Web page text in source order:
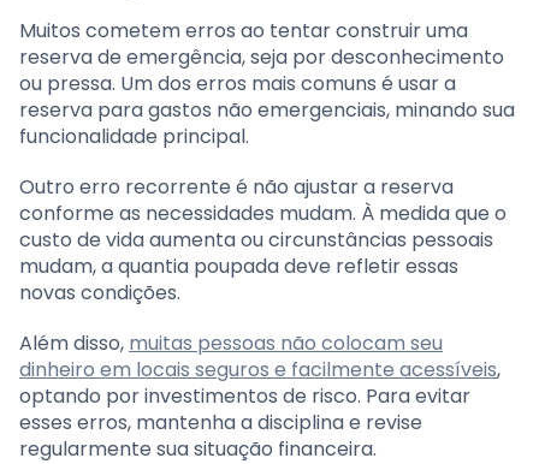
Muitos cometem erros ao tentar construir uma
reserva de emergência, seja por desconhecimento
ou pressa. Um dos erros mais comuns é usar a
reserva para gastos não emergenciais, minando sua
funcionalidade principal.
Outro erro recorrente é não ajustar a reserva
conforme as necessidades mudam. À medida que o
custo de vida aumenta ou circunstâncias pessoais
mudam, a quantia poupada deve refletir essas
novas condições.
Além disso, muitas pessoas não colocam seu
dinheiro em locais seguros e facilmente acessíveis,
optando por investimentos de risco. Para evitar
esses erros, mantenha a disciplina e revise
regularmente sua situação financeira.